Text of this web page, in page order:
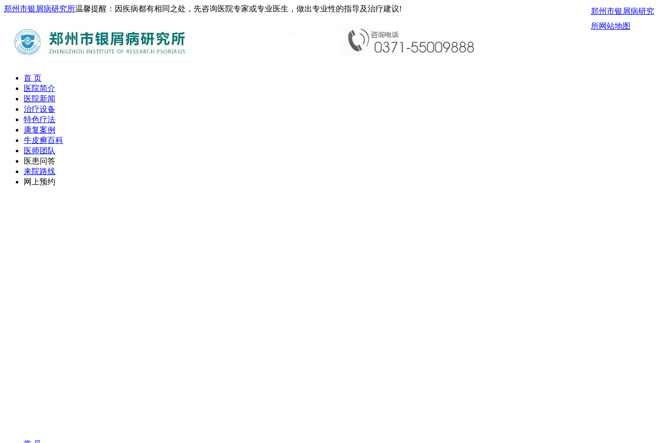
郑州市银屑病研究所温馨提醒：因疾病都有相同之处，先咨询医院专家或专业医生，做出专业性的指导及治疗建议!
郑州市银屑病研究
所网站地图
首 页
医院简介
医院新闻
治疗设备
特色疗法
康复案例
牛皮癣百科
医师团队
医患问答
来院路线
网上预约